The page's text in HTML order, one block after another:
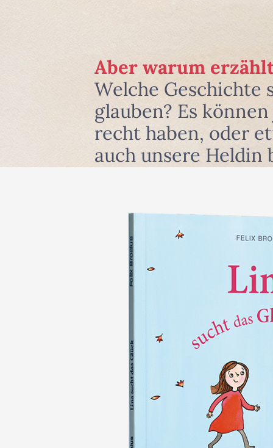
Aber warum
Welche Geschichte
glauben? Es
recht haben, oder
auch unsere Heldin